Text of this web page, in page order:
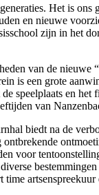
Het is ons
en nieuwe
zijn in het
van de nieuwe
is een grote
speelplaats en
van
biedt na de
voor